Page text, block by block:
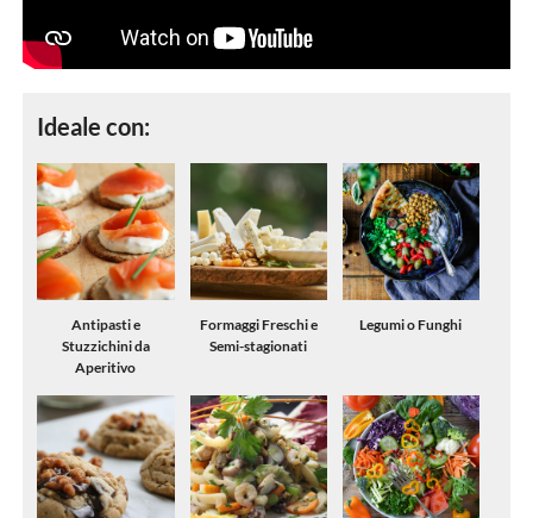
Ideale con:
Antipasti e
Stuzzichini da
Aperitivo
Formaggi Freschi e
Semi-stagionati
Legumi o Funghi